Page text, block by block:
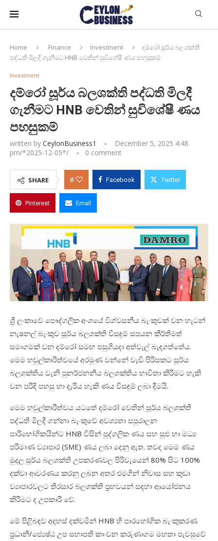
Home Finance Investment
දම්රෝ සූර්ය බලශක්ති
පද්ධති මිලදී ගැනීමට HNB වෙතින් සුවිශේෂී ණය පහසුකම්
Investment
දම්රෝ සූර්ය බලශක්ති පද්ධති මිලදී
ගැනීමට HNB වෙතින් සුවිශේෂී ණය
පහසුකම්
written by CeylonBusiness1
December 5, 2025 4:48
pm/*2025-12-05*/ 0 comment
SHARE 0 Facebook Twitter
Pinterest Email
ශ්‍රී ලංකාවේ පෞද්ගලික අංශයේ විශ්වසනීය බැංකුවක් වන හැටන්
නැෂනල් බැංකුව සූර්ය බලශක්ති විසඳුම් සපයන කීර්තිමත්
සමාගමක් වන දම්රෝ සමඟ පසුගියදා අත්වැල් බැඳගත්තේය.
මෙම හවුල්කාරිත්වයේ අරමුණ වන්නේ වැඩි පිරිසකට සූර්ය
බලශක්තිය වැනි පුනර්ජනනීය බලශක්තිය භාවිතා කිරීමට හැකි
වන පරිදි පහසු හා දැරිය හැකි ණය විසඳුම් ලබා දීමයි.
මෙම හවුල්කාරීත්වය යටතේ දම්රෝ වෙතින් සූර්ය බලශක්ති
පද්ධති මිලදී ගන්නා බැංකුවේ අවශ්‍යතා සපුරාලන
පාරිභෝගිකයින්ට HNB විසින් පුද්ගලික ණය සහ සුළු හා මධ්‍ය
පරිමාණ ව්‍යාපාර (SME) ණය ලබා දෙනු ඇත. තවද මෙම ණය
මුදල සූර්ය බලශක්ති උපකරණවල පිරිවැයෙන් 80% සිට 100%
දක්වා ආවරණය කරනු ලබන අතර එමගින් නිවාස සහ කුඩා
ව්‍යාපාරවලට තිරසාර බලශක්ති ප්‍රභවයන් සඳහා ආයෝජනය
කිරීමට ද උපකාරී වේ.
මේ පිළිබඳව අදහස් දක්වමින් HNB හි පාරභෝගික බැංකුකරණ
ප්‍රධානී/ජ්‍යෙෂ්ඨ උප සභාපති කාංචන කරුණාගම මහතා පැවසුවේ